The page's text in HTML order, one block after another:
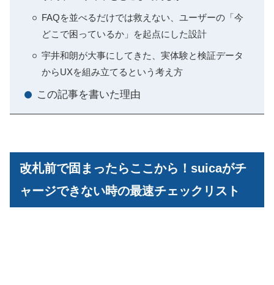
FAQを並べるだけでは救えない、ユーザーの「今
どこで困っているか」を起点にした設計
宇井和朗が大事にしてきた、実体験と検証データ
からUXを組み立てるという考え方
この記事を書いた理由
改札前で固まったらここから！suicaがチ
ャージできない時の最速チェックリスト